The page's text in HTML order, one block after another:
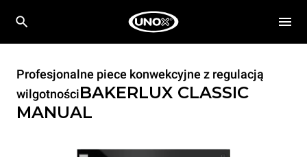
Profesjonalne piece konwekcyjne z regulacją
wilgotnościBAKERLUX CLASSIC
MANUAL